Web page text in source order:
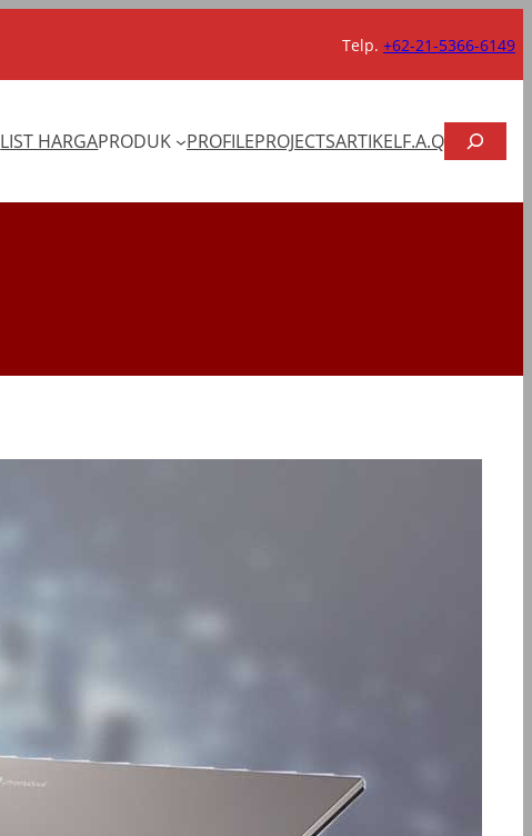
Telp. +62-21-5366-6149
LIST HARGAPRODUK PROFILEPROJECTSARTIKELF.A.QCARI